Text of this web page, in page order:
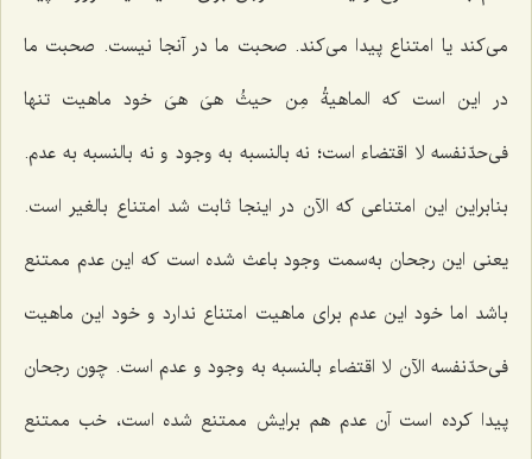
می‌کند یا امتناع پیدا می‌کند. صحبت ما در آنجا نیست. صحبت ما
در این است که الماهیةُ مِن حیثُ هیَ هیَ خود ماهیت تنها
فی‌حدّنفسه لا اقتضاء است؛ نه بالنسبه به وجود و نه بالنسبه به عدم.
بنابراین این امتناعی که الآن در اینجا ثابت شد امتناع بالغیر است.
یعنی این رجحان به‌سمت وجود باعث شده است که این عدم ممتنع
باشد اما خود این عدم برای ماهیت امتناع ندارد و خود این ماهیت
فی‌حدّنفسه الآن لا اقتضاء بالنسبه به وجود و عدم است. چون رجحان
پیدا کرده است آن عدم هم برایش ممتنع شده است، خب ممتنع